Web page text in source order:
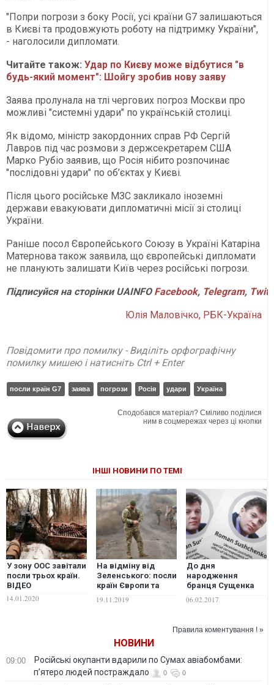
"Попри погрози з боку Росії, усі країни G7 залишаються
в Києві та продовжують роботу на підтримку України",
- наголосили дипломати.
Читайте також: Удар по Києву може відбутися "в
будь-який момент": Шойгу зробив нову заяву
Заява пролунала на тлі чергових погроз Москви про
можливі "системні удари" по українській столиці.
Як відомо, міністр закордонних справ РФ Сергій
Лавров під час розмови з держсекретарем США
Марко Рубіо заявив, що Росія нібито розпочинає
"послідовні удари" по об’єктах у Києві.
Після цього російське МЗС закликало іноземні
держави евакуювати дипломатичні місії зі столиці
України.
Раніше посол Європейського Союзу в Україні Катаріна
Матернова також заявила, що європейські дипломати
не планують залишати Київ через російські погрози.
ПідписуйсянасторінкиUAINFO Facebook, Telegram,
Юлія Маловічко, РБК-Україна
Повідомити про помилку - Виділіть орфографічну
помилку мишею і натисніть Ctrl + Enter
посли країн G7 заява погрози Росія удари Україна
Сподобався матеріал? Сміливо поділися
ним в соцмережах через ці кнопки
ІНШІ НОВИНИ ПО ТЕМІ
У зону ООС завітали
посли трьох країн.
ВІДЕО
14.01.2020
На відміну від
Зеленського: посли
країн Європи та
на загибель
19.11.2019
До дня
народження
бранця Сущенка
показали фільм
06.02.2017
Правила коментування ! »
НОВИНИ
09:00
Російські окупанти вдарили по Сумах авіабомбами:
п’ятеро людей постраждало
0 0